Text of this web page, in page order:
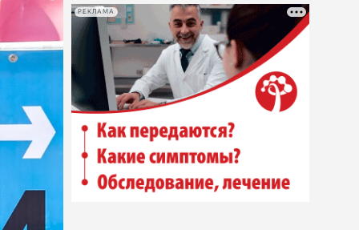
РЕКЛАМА